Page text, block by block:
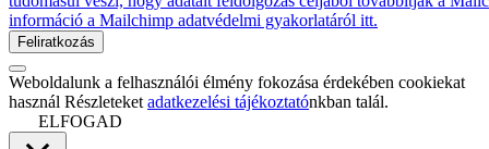
információ a Mailchimp adatvédelmi gyakorlatáról itt.
Weboldalunk a felhasználói élmény fokozása érdekében cookiekat
használ Részleteketadatkezelési tájékoztatónkban talál.
ELFOGAD